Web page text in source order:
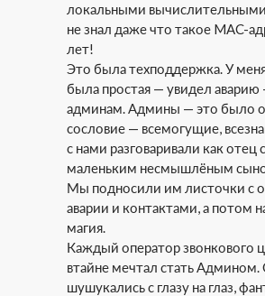
локальными
не знал даже что такое MAC-
лет!
Это была техподдержка. У
была простая — увидел
админам. Админы — это было
сословие — всемогущие,
с нами разговаривали как отец с
маленьким несмышлёным
Мы подносили им листочки с
аварии и контактами, а потом
магия.
Каждый оператор звонкового
втайне мечтал стать
шушукались с глазу на глаз,